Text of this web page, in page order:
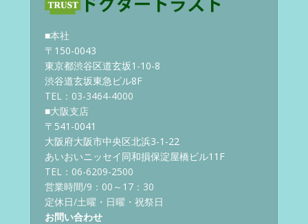
■本社
〒150-0043
東京都渋谷区道玄坂1-10-8
渋谷道玄坂東急ビル8F
TEL：03-3464-4000
■大阪支店
〒541-0041
大阪府大阪市中央区北浜3-1-22
あいおいニッセイ同和損保淀屋橋ビル11F
TEL：06-6209-2500
営業時間/9：00～17：30
定休日/土曜・日曜・祝祭日
お問い合わせ